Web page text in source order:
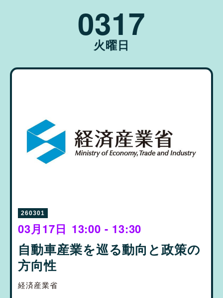
0317
火曜日
260301
03月17日 13:00 - 13:30
自動車産業を巡る動向と政策の
方向性
経済産業省